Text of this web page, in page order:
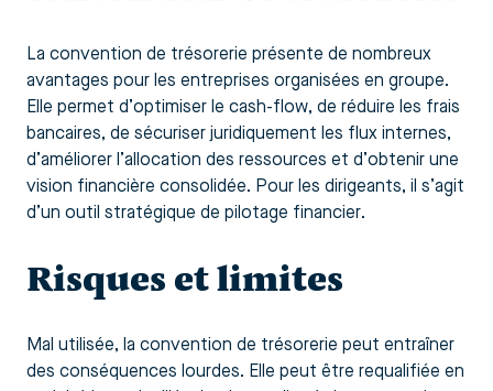
La convention de trésorerie présente de nombreux
avantages pour les entreprises organisées en groupe.
Elle permet d’optimiser le cash-flow, de réduire les frais
bancaires, de sécuriser juridiquement les flux internes,
d’améliorer l’allocation des ressources et d’obtenir une
vision financière consolidée. Pour les dirigeants, il s’agit
d’un outil stratégique de pilotage financier.
Risques et limites
Mal utilisée, la convention de trésorerie peut entraîner
des conséquences lourdes. Elle peut être requalifiée en